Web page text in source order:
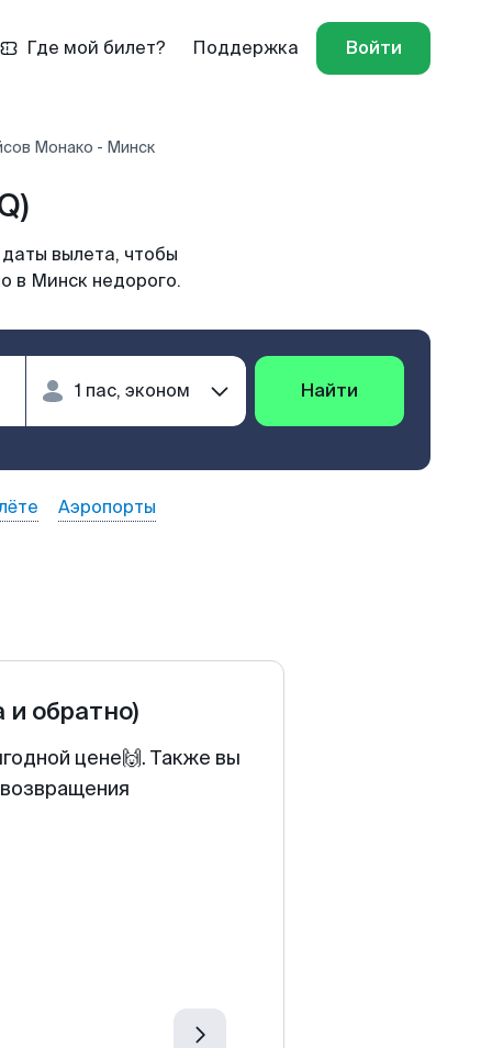
Где мой билет? Поддержка Войти
Монако - Минск
вылета, чтобы
в Минск недорого.
Найти
Аэропорты
и обратно)
цене🙌. Также вы